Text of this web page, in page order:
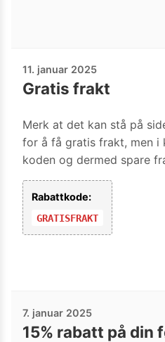
11. januar 2025
Gratis frakt
Merk at det kan stå på
for å få gratis frakt, men i
koden og dermed spare
Rabattkode:
GRATISFRAKT
7. januar 2025
15% rabatt på din